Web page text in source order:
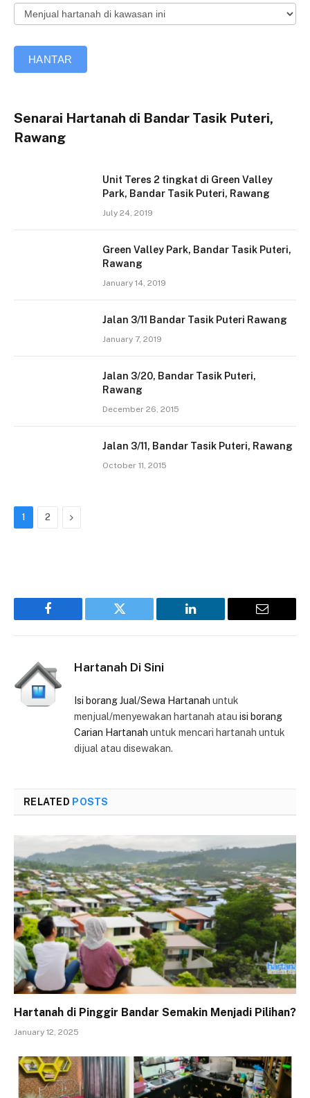
HANTAR
Senarai Hartanah di Bandar Tasik Puteri,
Rawang
Unit Teres 2 tingkat di Green Valley
Park, Bandar Tasik Puteri, Rawang
July 24, 2019
Green Valley Park, Bandar Tasik Puteri,
Rawang
January 14, 2019
Jalan 3/11 Bandar Tasik Puteri Rawang
January 7, 2019
Jalan 3/20, Bandar Tasik Puteri,
Rawang
December 26, 2015
Jalan 3/11, Bandar Tasik Puteri, Rawang
October 11, 2015
1 2 Next
Facebook Twitter LinkedIn Email
Hartanah Di Sini
Isi borang Jual/Sewa Hartanah untuk
menjual/menyewakan hartanah atau isi borang
Carian Hartanah untuk mencari hartanah untuk
dijual atau disewakan.
RELATED POSTS
Hartanah di Pinggir Bandar Semakin Menjadi Pilihan?
January 12, 2025